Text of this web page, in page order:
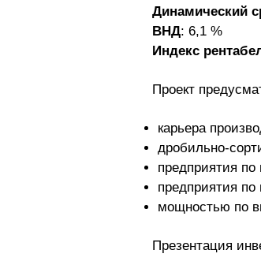
Динамический
ВНД: 6,1 %
Индекс
Проект
карьера
дробильно-
предприятия по
предприятия по
мощностью по
Презентация